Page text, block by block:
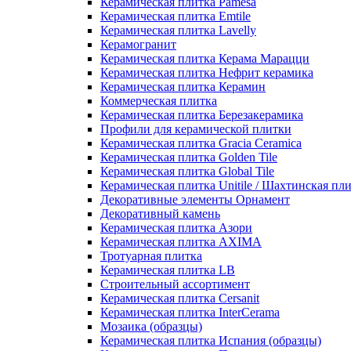
Керамическая плитка Emtile
Керамическая плитка Lavelly
Керамогранит
Керамическая плитка Керама Марацци
Керамическая плитка Нефрит керамика
Керамическая плитка Керамин
Коммерческая плитка
Керамическая плитка Березакерамика
Профили для керамической плитки
Керамическая плитка Gracia Ceramica
Керамическая плитка Golden Tile
Керамическая плитка Global Tile
Керамическая плитка Unitile / Шахтинская
Декоративные элементы Орнамент
Декоративный камень
Керамическая плитка Азори
Керамическая плитка AXIMA
Тротуарная плитка
Керамическая плитка LB
Строительный ассортимент
Керамическая плитка Cersanit
Керамическая плитка InterCerama
Мозаика (образцы)
Керамическая плитка Испания (образцы)